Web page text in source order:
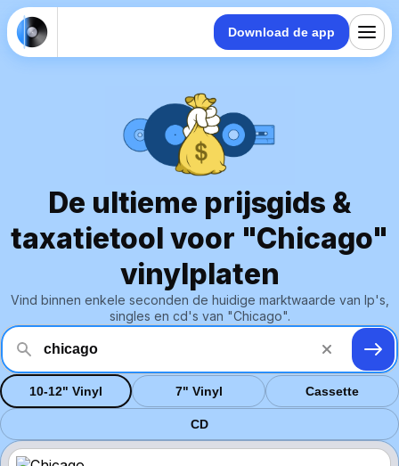
Download de app
De ultieme prijsgids &
taxatietool voor "Chicago"
vinylplaten
Vind binnen enkele seconden de huidige marktwaarde van lp's,
singles en cd's van "Chicago".
10-12" Vinyl 7" Vinyl Cassette
CD